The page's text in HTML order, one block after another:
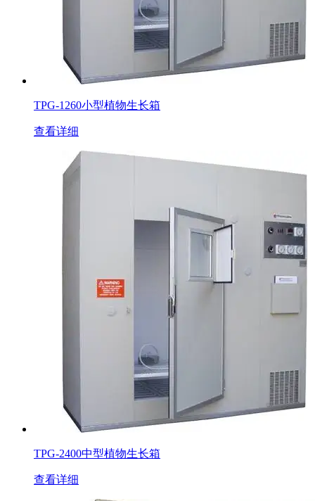
TPG-1260小型植物生长箱
查看详细
TPG-2400中型植物生长箱
查看详细